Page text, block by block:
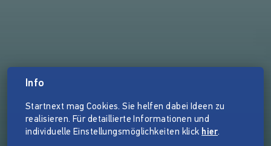
Info
Startnext mag Cookies. Sie helfen dabei Ideen zu
realisieren. Für detaillierte Informationen und
individuelle Einstellungsmöglichkeiten klick hier.